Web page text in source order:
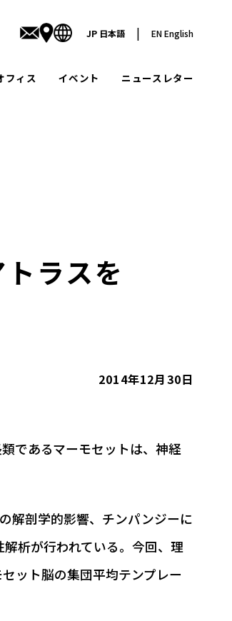
JP 日本語 |ENEnglish
フィス イベント ニュースレター
ラスを
2014年12月30日
であるマーモセットは、神経
解剖学的影響、チンパンジーに
析が行われている。今回、理
ット脳の集団平均テンプレー